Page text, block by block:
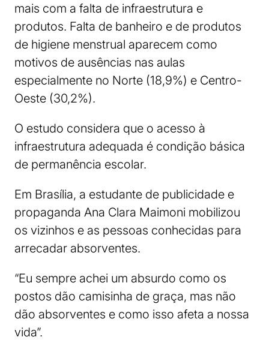
mais com a falta de infraestrutura e
produtos. Falta de banheiro e de produtos
de higiene menstrual aparecem como
motivos de ausências nas aulas
especialmente no Norte (18,9%) e Centro-
Oeste (30,2%).
O estudo considera que o acesso à
infraestrutura adequada é condição básica
de permanência escolar.
Em Brasília, a estudante de publicidade e
propaganda Ana Clara Maimoni mobilizou
os vizinhos e as pessoas conhecidas para
arrecadar absorventes.
“Eu sempre achei um absurdo como os
postos dão camisinha de graça, mas não
dão absorventes e como isso afeta a nossa
vida”.